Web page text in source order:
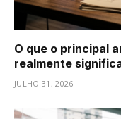
O que o principal
realmente
JULHO 31, 2026